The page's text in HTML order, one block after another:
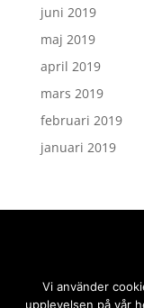
juni 2019
maj 2019
april 2019
mars 2019
februari 2019
januari 2019
Vi använder
upplevelsen på vår